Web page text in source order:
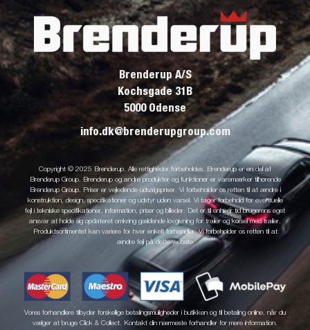
Brenderup A/S
Kochsgade 31B
5000 Odense
info.dk@brenderupgroup.com
Copyright © 2025 Brenderup. Alle rettigheder forbeholdes. Brenderup er en del af
Brenderup Group. Brenderup og andre produkter og funktioner er varemærker tilhørende
Brenderup Group. Priser er vejledende udsalgspriser. Vi forbeholder os retten til at ændre i
konstruktion, design, specifikationer og udstyr uden varsel. Vi tager forbehold for eventuelle
fejl i tekniske specifikationer, information, priser og billeder. Det er til enhver tid brugerens eget
ansvar at holde sig opdateret omkring gældende lovgivning for trailer og kørsel med trailer.
Produktsortimentet kan variere for hver enkelt forhandler. Vi forbeholder os retten til at
ændre fejl på dette website
Vores forhandlere tilbyder forskellige betalingsmuligheder i butikken og til betaling online, når du
vælger at bruge Click & Collect. Kontakt din nærmeste forhandler for mere information.